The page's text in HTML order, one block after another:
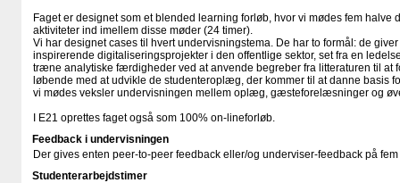
Faget er designet som et blended learning forløb, hvor vi mødes fem halve
aktiviteter ind imellem disse møder (24 timer).
Vi har designet cases til hvert undervisningstema. De har to formål: de
inspirerende digitaliseringsprojekter i den offentlige sektor, set fra en
træne analytiske færdigheder ved at anvende begreber fra litteraturen til at
løbende med at udvikle de studenteroplæg, der kommer til at danne basis
vi mødes veksler undervisningen mellem oplæg, gæsteforelæsninger og
I E21 oprettes faget også som 100% on-lineforløb.
Feedback i undervisningen
Der gives enten peer-to-peer feedback eller/og underviser-feedback på
Studenterarbejdstimer